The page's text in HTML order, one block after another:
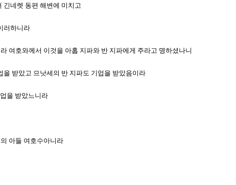
긴네렛 동편 해변에 미치고
러하니라
여호와께서 이것을 아홉 지파와 반 지파에게 주라고 명하셨나니
받았고 므낫세의 반 지파도 기업을 받았음이라
을 받았느니라
아들 여호수아니라